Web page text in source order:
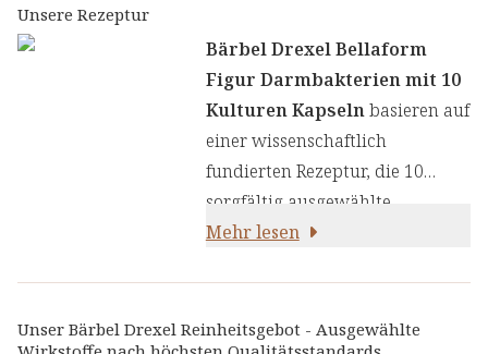
Bakterienkulturen. Unser
Produkt enthält Glucomannan,
das im Rahmen einer
kalorienarmen Ernährung zu
Gewichtsverlust beiträgt, sowie
Mateblatt-Extrakt mit
natürlichem Koffein, der Ihnen
energiegeladener zu fühlen.:
Unsere Rezeptur
Bärbel Drexel Bellaform
Figur Darmbakterien mit 10
Kulturen Kapselnbasieren auf
einer wissenschaftlich
fundierten Rezeptur, die 10
sorgfältig ausgewählte
Bakterienstämme in optimaler
speziell für ihre positiven
Mehr lesen
Unser Bärbel Drexel Reinheitsgebot - Ausgewählte